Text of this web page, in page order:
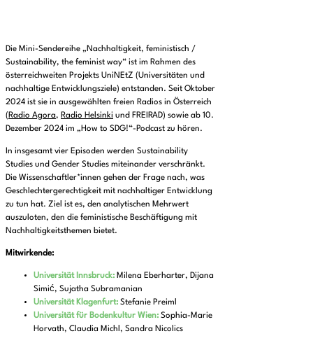
Die Mini-Sendereihe „Nachhaltigkeit, feministisch /
Sustainability, the feminist way“ ist im Rahmen des
österreichweiten Projekts UniNEtZ (Universitäten und
nachhaltige Entwicklungsziele) entstanden. Seit Oktober
2024 ist sie in ausgewählten freien Radios in Österreich
( Radio Agora, Radio Helsinki und FREIRAD) sowie ab 10.
Dezember 2024 im „How to SDG!“-Podcast zu hören.
In insgesamt vier Episoden werden Sustainability
Studies und Gender Studies miteinander verschränkt.
Die Wissenschaftler*innen gehen der Frage nach, was
Geschlechtergerechtigkeit mit nachhaltiger Entwicklung
zu tun hat. Ziel ist es, den analytischen Mehrwert
auszuloten, den die feministische Beschäftigung mit
Nachhaltigkeitsthemen bietet.
Mitwirkende:
Universität Innsbruck: Milena Eberharter, Dijana
Simić, Sujatha Subramanian
Universität Klagenfurt: Stefanie Preiml
Universität für Bodenkultur Wien: Sophia-Marie
Horvath, Claudia Michl, Sandra Nicolics